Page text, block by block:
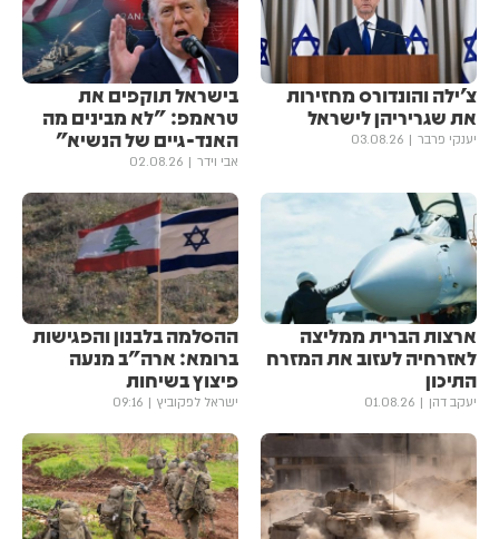
צ׳ילה והונדורס מחזירות
את שגריריהן לישראל
יענקי פרבר 03.08.26
בישראל תוקפים את
טראמפ: "לא מבינים מה
האנד-גיים של הנשיא"
אבי וידר 02.08.26
ארצות הברית ממליצה
לאזרחיה לעזוב את המזרח
התיכון
יעקב דהן 01.08.26
ההסלמה בלבנון והפגישות
ברומא: ארה"ב מנעה
פיצוץ בשיחות
ישראל לפקוביץ 09:16